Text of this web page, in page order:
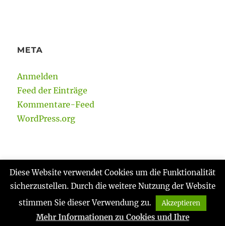
META
Anmelden
Feed der Einträge
Kommentare-Feed
WordPress.org
Gabi Reinmann Datenschutzerklärung
Stolz
präsentiert von WordPress
Diese Website verwendet Cookies um die Funktionalität
sicherzustellen. Durch die weitere Nutzung der Website
stimmen Sie dieser Verwendung zu.
Akzeptieren
Mehr Informationen zu Cookies und Ihre